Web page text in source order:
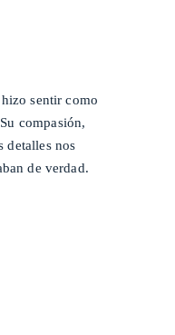
sentir como
compasión,
detalles nos
de verdad.